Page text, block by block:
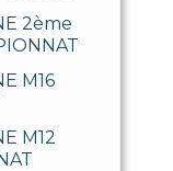
2ème
M16
M12